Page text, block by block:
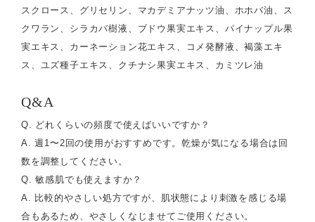
スクロース、グリセリン、マカデミアナッツ油、ホホバ油、ス
クワラン、シラカバ樹液、ブドウ果実エキス、パイナップル果
実エキス、カーネーション花エキス、コメ発酵液、褐藻エキ
ス、ユズ種子エキス、クチナシ果実エキス、カミツレ油
Q&A
Q. どれくらいの頻度で使えばいいですか？
A. 週1〜2回の使用がおすすめです。乾燥が気になる場合は回
数を調整してください。
Q. 敏感肌でも使えますか？
A. 比較的やさしい処方ですが、肌状態により刺激を感じる場
合もあるため、やさしくなじませてご使用ください。